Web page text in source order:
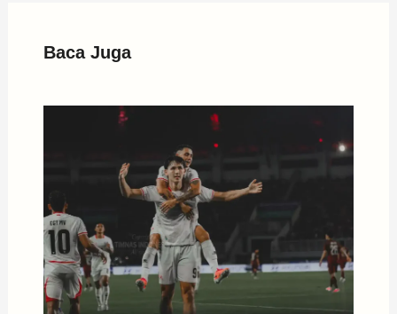
Baca Juga